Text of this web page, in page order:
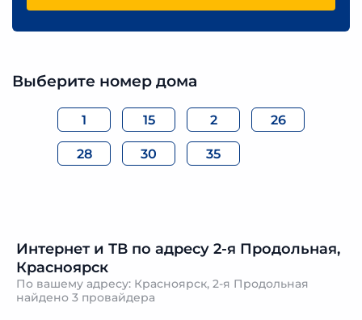
Выберите номер дома
1 15 2 26
28 30 35
Интернет и ТВ по адресу 2-я Продольная,
Красноярск
По вашему адресу: Красноярск, 2-я Продольная
найдено 3 провайдера